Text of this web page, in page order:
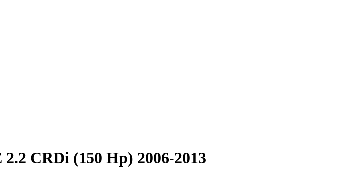
CRDi (150 Hp) 2006-2013